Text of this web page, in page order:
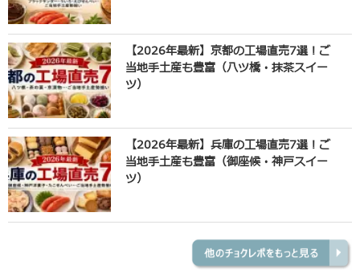
【2026年最新】京都の工場直売7選！ご
当地手土産も豊富（八ツ橋・抹茶スイー
ツ）
【2026年最新】兵庫の工場直売7選！ご
当地手土産も豊富（御座候・神戸スイー
ツ）